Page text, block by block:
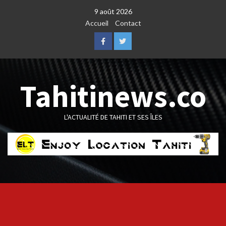
9 août 2026
Accueil
Contact
FacebookTwitter
Tahitinews.co
L'ACTUALITÉ DE TAHITI ET SES ÎLES